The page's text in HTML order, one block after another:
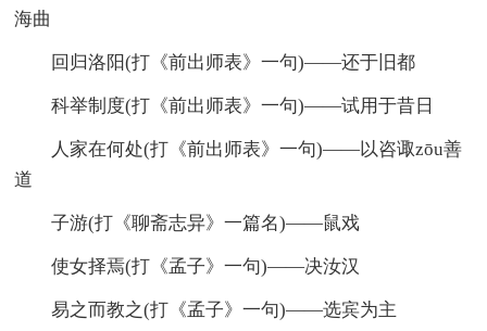
海曲
回归洛阳(打《前出师表》一句)——还于旧都
科举制度(打《前出师表》一句)——试用于昔日
人家在何处(打《前出师表》一句)——以咨诹zōu善
道
子游(打《聊斋志异》一篇名)——鼠戏
使女择焉(打《孟子》一句)——决汝汉
易之而教之(打《孟子》一句)——选宾为主